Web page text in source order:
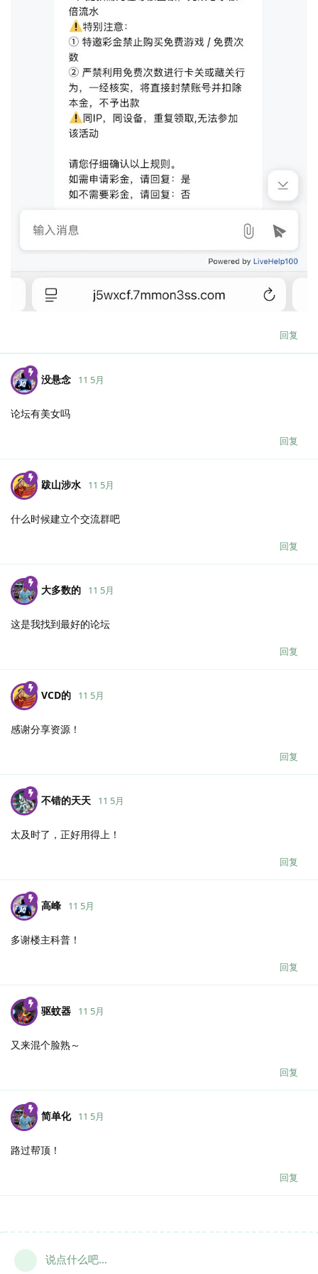
回复
没悬念 11 5月
论坛有美女吗
回复
跋山涉水 11 5月
什么时候建立个交流群吧
回复
大多数的 11 5月
这是我找到最好的论坛
回复
VCD的 11 5月
感谢分享资源！
回复
不错的天天 11 5月
太及时了，正好用得上！
回复
高峰 11 5月
多谢楼主科普！
回复
驱蚊器 11 5月
又来混个脸熟～
回复
简单化 11 5月
路过帮顶！
回复
说点什么吧...